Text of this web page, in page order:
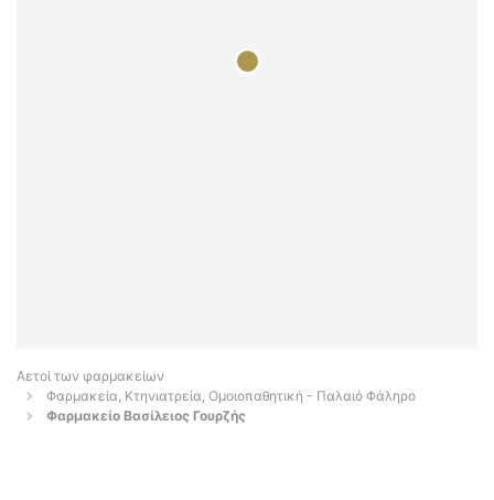
Αετοί των φαρμακείων
Φαρμακεία, Κτηνιατρεία, Ομοιοπαθητική - Παλαιό Φάληρο
Φαρμακείο Βασίλειος Γουρζής